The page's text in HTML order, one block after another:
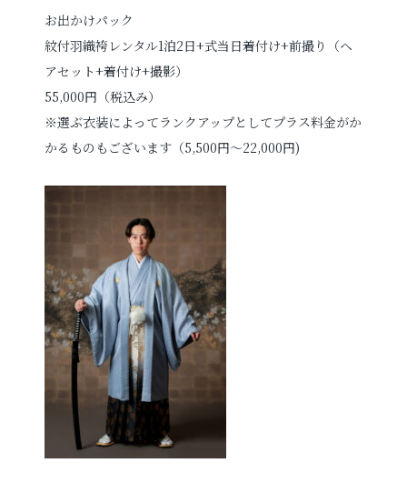
お出かけパック
紋付羽織袴レンタル1泊2日+式当日着付け+前撮り（ヘ
アセット+着付け+撮影）
55,000円（税込み）
※選ぶ衣装によってランクアップとしてプラス料金がか
かるものもございます（5,500円～22,000円)